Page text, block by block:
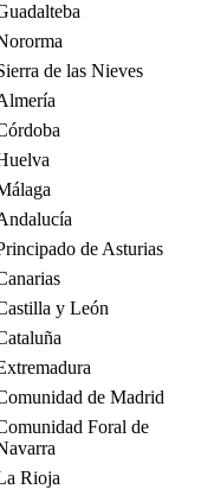
de las Nieves
de Asturias
y León
de Madrid
Foral de
Rioja